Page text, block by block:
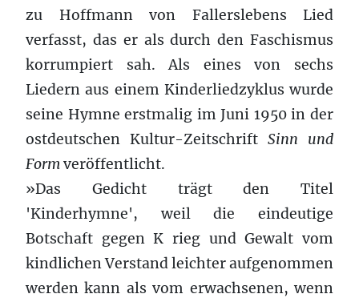
zu Hoffmann von Fallerslebens Lied
verfasst, das er als durch den Faschismus
korrumpiert sah. Als eines von sechs
Liedern aus einem Kinderliedzyklus wurde
seine Hymne erstmalig im Juni 1950 in der
ostdeutschen Kultur-Zeitschrift Sinn und
Formveröffentlicht.
»Das Gedicht trägt den Titel
'Kinderhymne', weil die eindeutige
Botschaft gegen K rieg und Gewalt vom
kindlichen Verstand leichter aufgenommen
werden kann als vom erwachsenen, wenn